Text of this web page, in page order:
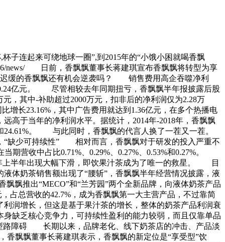
子连起来可绕地球一圈”,到2015年的“小饿小困就喝香飘
news/ 日前，香飘飘董事长蒋建琪宣布香飘飘将转型为享
迟缓的香飘飘还有机会逆袭吗？ 销售费用高企吞噬净利
亿元。 尽管相较去年同期扭亏，香飘飘半年报披露后股
，其中-补助超过2000万元，扣非后的净利润仅为2.28万
长23.16%，其中广告费用就达到1.36亿元，在多个热播电
于当年的净利润水平。据统计，2014年-2018年，香飘飘
和24.61%。 与此同时，香飘飘的代言人换了一茬又一茬。
“缺少可持续性” 相对而言，香飘飘对于研发的投入严重不
当期营收中占比0.71%、0.29%、0.27%、0.53%和0.27%。
上半年出现大幅下滑，即饮果汁茶成为了唯一的救星。 目
体奶茶销售额出现了“腰斩”，香飘飘半年经营情况披露，液
飘推出“MECO”和“兰芳园”两个全新品牌，向液体奶茶产品
总营收的42.7%，成为香飘飘第一大主营产品，不过靠简
润增长，但这是基于果汁茶的增长，整体的奶茶产品利润衰
缺乏核心竞争力，可持续性盈利的能力较弱，而且仅靠单品
路障碍 长期以来，品牌老化、线下奶茶店的冲击、产品淡
飘飘董事长蒋建琪表示，香飘飘的新定位是“享受型”饮